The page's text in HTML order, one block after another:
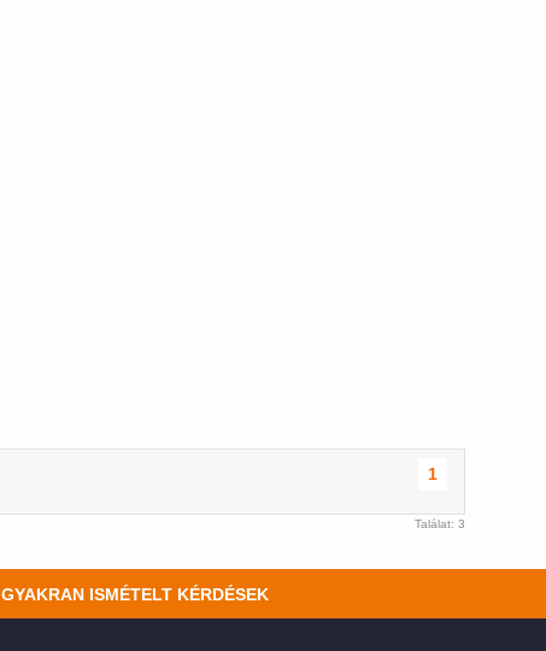
1
Találat: 3
GYAKRAN ISMÉTELT KÉRDÉSEK